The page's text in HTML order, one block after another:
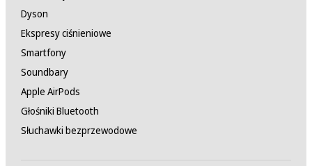
Dyson
Ekspresy ciśnieniowe
Smartfony
Soundbary
Apple AirPods
Głośniki Bluetooth
Słuchawki bezprzewodowe